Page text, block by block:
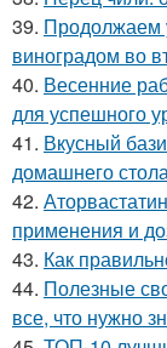
39. Продолжаем
виноградом во
40. Весенние
для успешного
41. Вкусный
домашнего стола
42.
применения и
43. Как
44. Полезные
все, что нужно